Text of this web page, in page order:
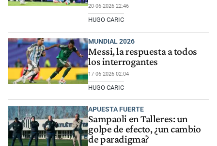
20-06-2026 22:46
HUGO CARIC
MUNDIAL 2026
Messi, la respuesta a todos
los interrogantes
17-06-2026 02:04
HUGO CARIC
APUESTA FUERTE
Sampaoli en Talleres: un
golpe de efecto, ¿un cambio
de paradigma?